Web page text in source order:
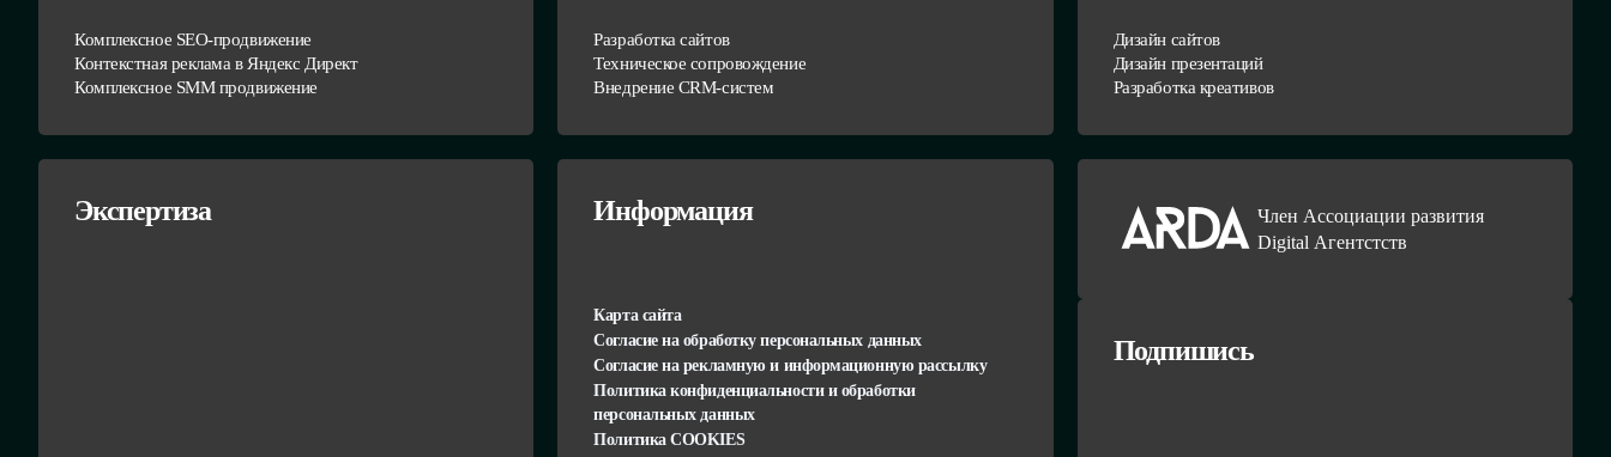
Комплексное SEO-продвижение
Контекстная реклама в Яндекс Директ
Комплексное SMM продвижение
Разработка сайтов
Техническое сопровождение
Внедрение CRM-систем
Дизайн сайтов
Дизайн презентаций
Разработка креативов
Экспертиза Информация
Карта сайта
Согласие на обработку персональных данных
Согласие на рекламную и информационную рассылку
Политика конфиденциальности и обработки
персональных данных
Политика COOKIES
Член Ассоциации развития
Digital Агентстств
Подпишись